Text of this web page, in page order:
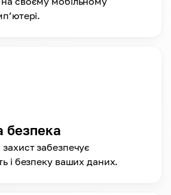
безпека
забезпечує
і безпеку ваших даних.